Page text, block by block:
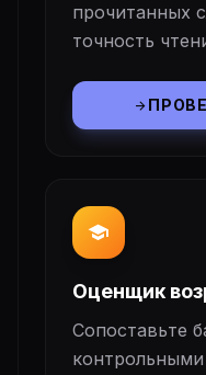
прочитанных
точность
arrow_forward
school
Оценщик
Сопоставьте
контрольными